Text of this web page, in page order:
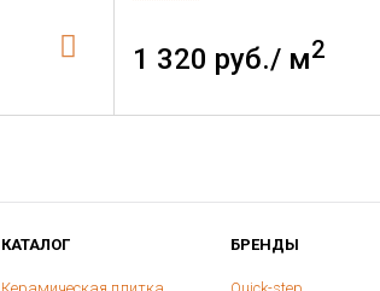
1 320 руб./ м2
КАТАЛОГ БРЕНДЫ